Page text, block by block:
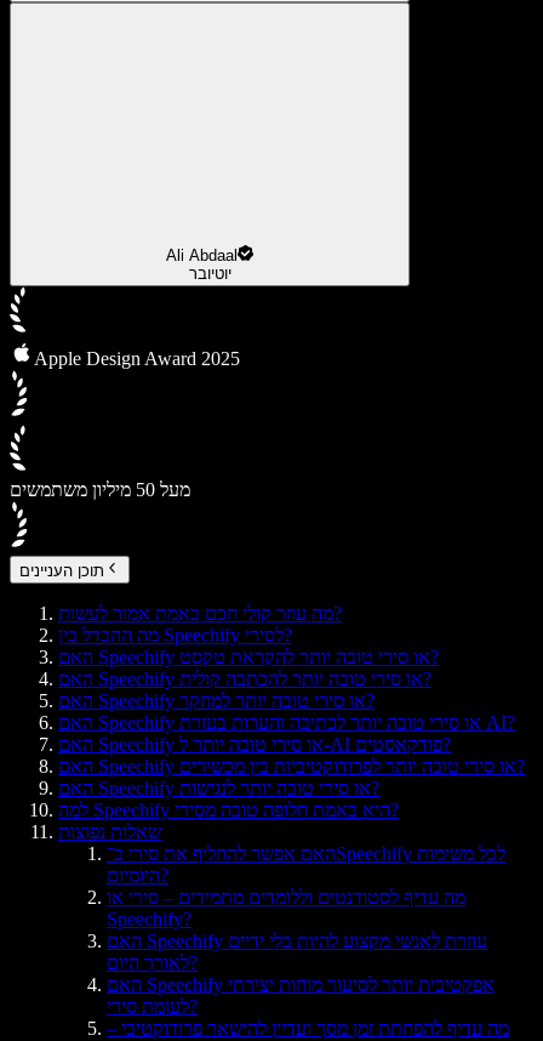
Ali Abdaal
יוטיובר
Apple Design Award 2025
מעל 50 מיליון משתמשים
תוכן העניינים
מה עוזר קולי חכם באמת אמור לעשות?
מה ההבדל בין Speechify לסירי?
האם Speechify או סירי טובה יותר להקראת טקסט?
האם Speechify או סירי טובה יותר להכתבה קולית?
האם Speechify או סירי טובה יותר למחקר?
האם Speechify או סירי טובה יותר לכתיבה והערות בעזרת AI?
האם Speechify או סירי טובה יותר ל-AI פודקאסטים?
האם Speechify או סירי טובה יותר לפרודוקטיביות בין מכשירים?
האם Speechify או סירי טובה יותר לנגישות?
למה Speechify היא באמת חלופה טובה מסירי?
שאלות נפוצות
האם אפשר להחליף את סירי ב־Speechify לכל משימות
היומיום?
מה עדיף לסטודנטים וללומדים מתמידים – סירי או
Speechify?
האם Speechify עוזרת לאנשי מקצוע להיות בלי ידיים
לאורך היום?
האם Speechify אפקטיבית יותר לסיעור מוחות יצירתי
לעומת סירי?
מה עדיף להפחתת זמן מסך ועדיין להישאר פרודוקטיבי –